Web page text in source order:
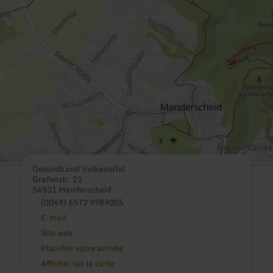
GesundLand Vulkaneifel
Grafenstr. 21
54531 Manderscheid
(0049) 6572 9989005
E-mail
Site web
Planifier votre arrivée
Afficher sur la carte